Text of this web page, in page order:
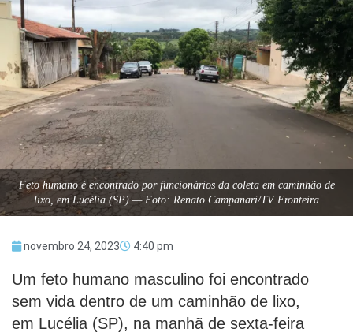
Feto humano é encontrado por funcionários da coleta em caminhão de
lixo, em Lucélia (SP) — Foto: Renato Campanari/TV Fronteira
novembro 24, 2023 4:40 pm
Um feto humano masculino foi encontrado
sem vida dentro de um caminhão de lixo,
em Lucélia (SP), na manhã de sexta-feira